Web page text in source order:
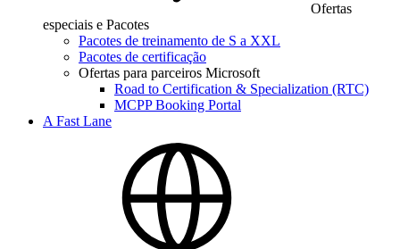
Ofertas
especiais e Pacotes
Pacotes de treinamento de S a XXL
Pacotes de certificação
Ofertas para parceiros Microsoft
Road to Certification & Specialization (RTC)
MCPP Booking Portal
A Fast Lane